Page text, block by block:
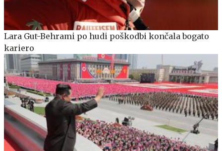
Lara Gut-Behrami po hudi poškodbi končala bogato
kariero